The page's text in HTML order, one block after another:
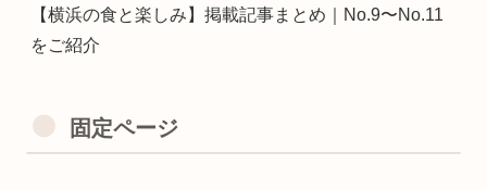
【横浜の食と楽しみ】掲載記事まとめ｜No.9〜No.11
をご紹介
固定ページ